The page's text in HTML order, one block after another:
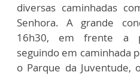
diversas caminhadas
Senhora. A grande
16h30, em frente a
seguindo em caminhada
o Parque da Juventude,